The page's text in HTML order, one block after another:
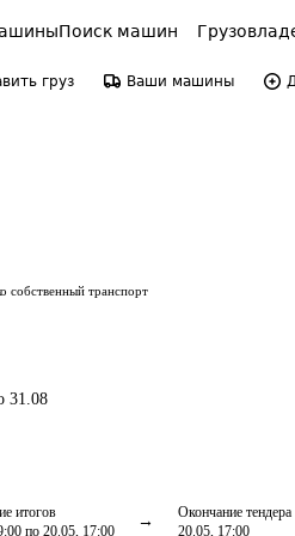
Поиск машин
груз Ваши машины
собственный транспорт
31.08
итогов
по 20.05, 17:00
Окончание тендера
20.05, 17:00